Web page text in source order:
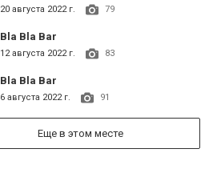
20 августа 2022 г. 79
Bla Bla Bar
12 августа 2022 г. 83
Bla Bla Bar
6 августа 2022 г. 91
Еще в этом месте